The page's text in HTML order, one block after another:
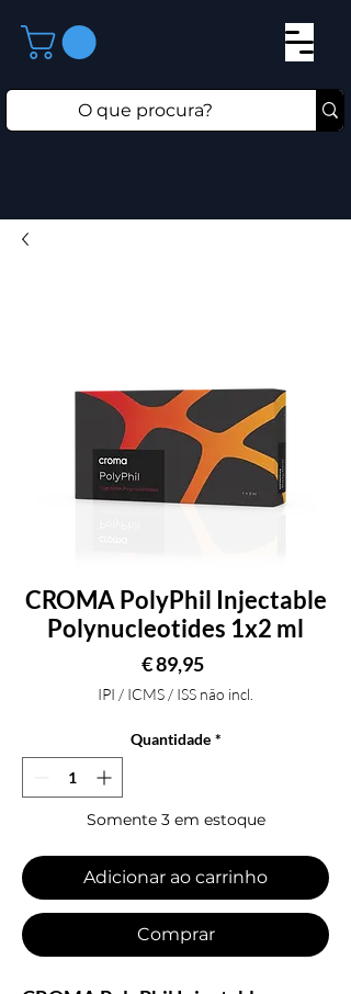
CROMA PolyPhil Injectable
Polynucleotides 1x2 ml
€ 89,95Preço
IPI / ICMS / ISS não incl.
Quantidade *
Somente 3 em estoque
Adicionar ao carrinho
Comprar